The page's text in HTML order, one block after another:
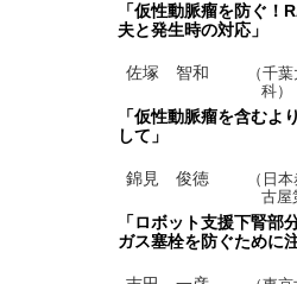
「仮性動脈瘤を防ぐ！
夫と発生時の対応」
佐塚 智和
（千
科）
「仮性動脈瘤を含むよ
して」
錦見 俊徳
（日
古屋
「ロボット支援下腎部
ガス塞栓を防ぐために